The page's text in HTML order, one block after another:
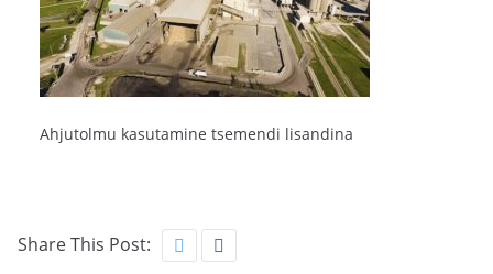
Ahjutolmu kasutamine tsemendi lisandina
Share This Post: